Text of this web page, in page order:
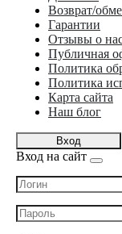
Возврат/
Гарантии
Отзывы о
Публичная
Политика
Политика
Карта сайта
Наш блог
Вход
Вход на сайт